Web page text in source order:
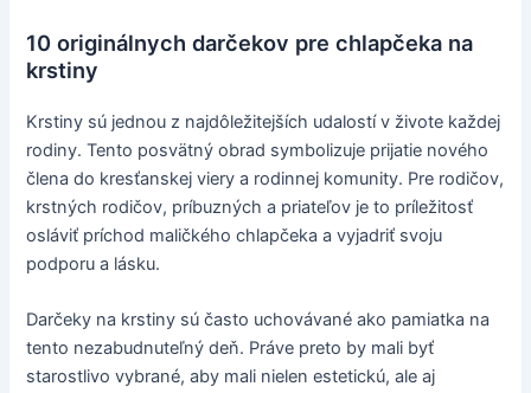
10 originálnych darčekov pre chlapčeka na
krstiny
Krstiny sú jednou z najdôležitejších udalostí v živote každej
rodiny. Tento posvätný obrad symbolizuje prijatie nového
člena do kresťanskej viery a rodinnej komunity. Pre rodičov,
krstných rodičov, príbuzných a priateľov je to príležitosť
osláviť príchod maličkého chlapčeka a vyjadriť svoju
podporu a lásku.
Darčeky na krstiny sú často uchovávané ako pamiatka na
tento nezabudnuteľný deň. Práve preto by mali byť
starostlivo vybrané, aby mali nielen estetickú, ale aj